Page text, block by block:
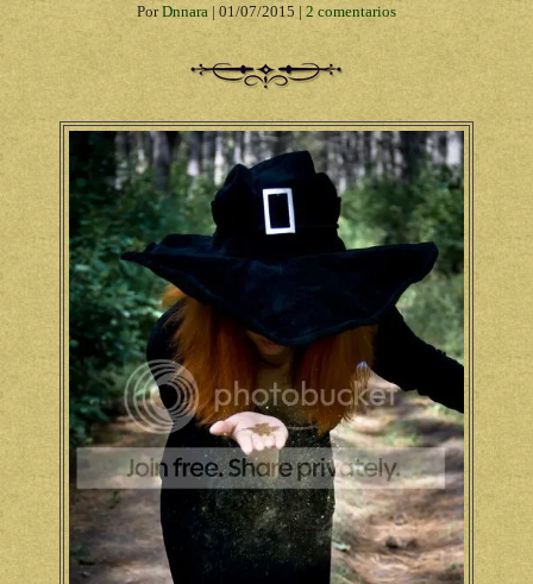
PorDnnara | 01/07/2015 | 2 comentarios